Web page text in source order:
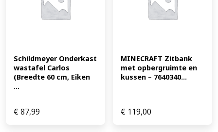
Schildmeyer Onderkast
wastafel Carlos
(Breedte 60 cm, Eiken
...
€87,99
MINECRAFT Zitbank
met opbergruimte en
kussen – 7640340...
€ 119,00